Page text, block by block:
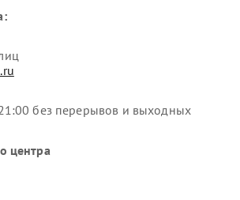
без перерывов и выходных
центра